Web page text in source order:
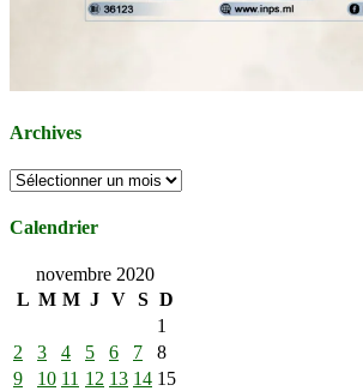
Archives
Archives
Calendrier
novembre 2020
L M M J V S D
1
2
3 4 5 6 7
8
9
10 11 12 13 14 15